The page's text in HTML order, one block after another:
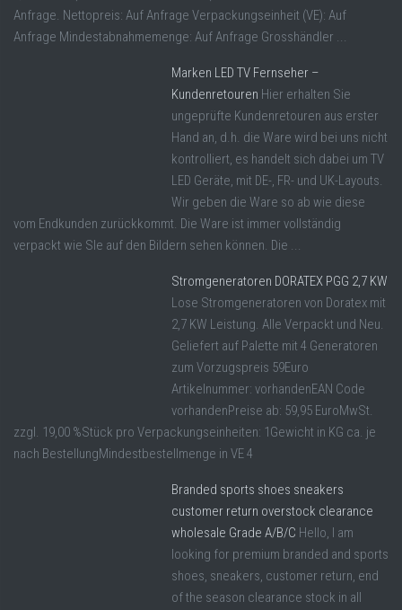
Anfrage. Nettopreis: Auf Anfrage Verpackungseinheit (VE): Auf
Anfrage Mindestabnahmemenge: Auf Anfrage Grosshändler ...
Marken LED TV Fernseher –
Kundenretouren Hier erhalten Sie
ungeprüfte Kundenretouren aus erster
Hand an, d.h. die Ware wird bei uns nicht
kontrolliert, es handelt sich dabei um TV
LED Geräte, mit DE-, FR- und UK-Layouts.
Wir geben die Ware so ab wie diese
vom Endkunden zurückkommt. Die Ware ist immer vollständig
verpackt wie SIe auf den Bildern sehen können. Die ...
Stromgeneratoren DORATEX PGG 2,7 KW
Lose Stromgeneratoren von Doratex mit
2,7 KW Leistung. Alle Verpackt und Neu.
Geliefert auf Palette mit 4 Generatoren
zum Vorzugspreis 59Euro
Artikelnummer: vorhandenEAN Code
vorhandenPreise ab: 59,95 EuroMwSt.
zzgl. 19,00 %Stück pro Verpackungseinheiten: 1Gewicht in KG ca. je
nach BestellungMindestbestellmenge in VE 4
Branded sports shoes sneakers
customer return overstock clearance
wholesale Grade A/B/C Hello, I am
looking for premium branded and sports
shoes, sneakers, customer return, end
of the season clearance stock in all